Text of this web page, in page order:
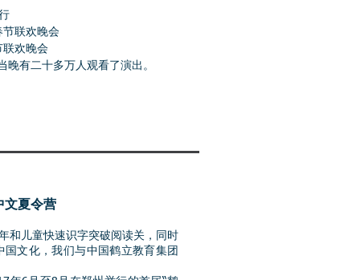
要学什么？
最佳印象奖”、“精英铂金
节联欢晚会
联欢晚会
有二十多万人观看了演出。
文夏令营
儿童快速识字突破阅读关，同时
文化，我们与中国鹤立教育集团